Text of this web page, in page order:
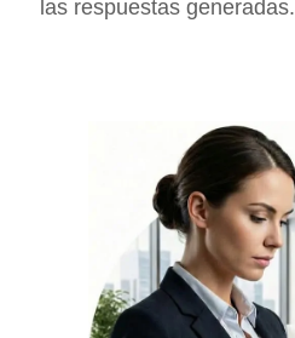
las respuestas generadas.